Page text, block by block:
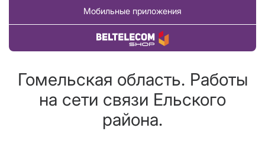
Мобильные приложения
Купить товар
Гомельская область. Работы
на сети связи Ельского
района.